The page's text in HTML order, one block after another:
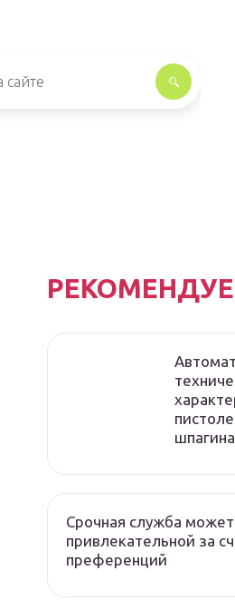
шпагина
Срочная служба может
привлекательной за
преференций